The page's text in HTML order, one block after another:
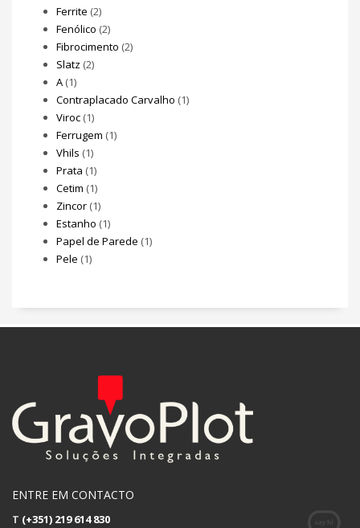
Ferrite (2)
Fenólico (2)
Fibrocimento (2)
Slatz (2)
A (1)
Contraplacado Carvalho (1)
Viroc (1)
Ferrugem (1)
Vhils (1)
Prata (1)
Cetim (1)
Zincor (1)
Estanho (1)
Papel de Parede (1)
Pele (1)
ENTRE EM CONTACTO
T (+351) 219 614 830